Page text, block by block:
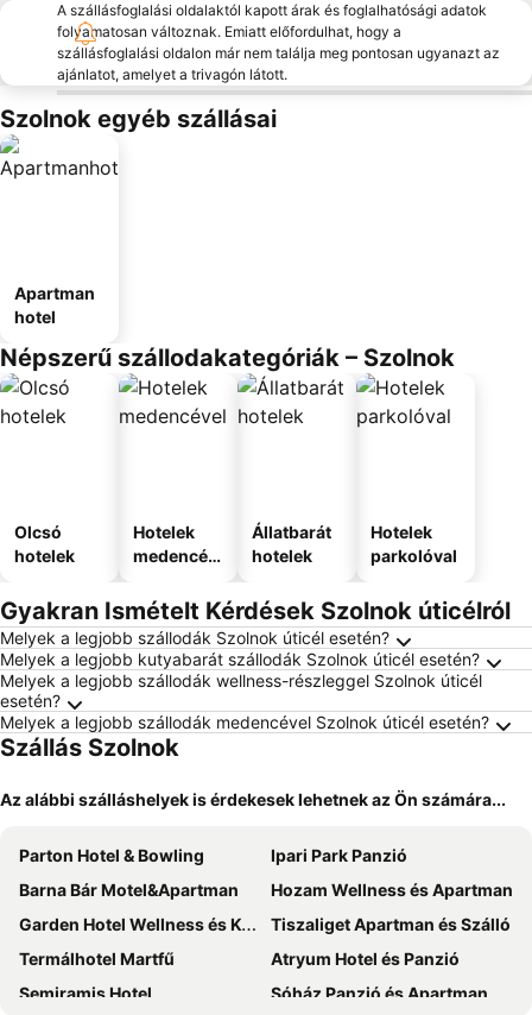
A szállásfoglalási oldalaktól kapott árak és foglalhatósági adatok
folyamatosan változnak. Emiatt előfordulhat, hogy a
szállásfoglalási oldalon már nem találja meg pontosan ugyanazt az
ajánlatot, amelyet a trivagón látott.
Szolnok egyéb szállásai
Apartman
hotel
Népszerű szállodakategóriák – Szolnok
Olcsó
hotelek
Hotelek
medencév
Állatbarát
hotelek
Hotelek
parkolóval
Gyakran Ismételt Kérdések Szolnok úticélról
Melyek a legjobb szállodák Szolnok úticél esetén?
Melyek a legjobb kutyabarát szállodák Szolnok úticél esetén?
Melyek a legjobb szállodák wellness-részleggel Szolnok úticél
esetén?
Melyek a legjobb szállodák medencével Szolnok úticél esetén?
Szállás Szolnok
Az alábbi szálláshelyek is érdekesek lehetnek az Ön számára...
Parton Hotel & Bowling
Ipari Park Panzió
Barna Bár Motel&Apartman
Hozam Wellness és Apartman
Garden Hotel Wellness és Konferencia
Tiszaliget Apartman és Szálló
Termálhotel Martfű
Atryum Hotel és Panzió
Semiramis Hotel
Sóház Panzió és Apartmanház